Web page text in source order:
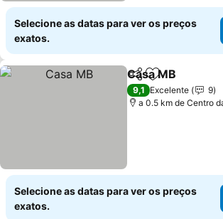
Selecione as datas para ver os preços
exatos.
PartilharAdicionar
Casa MB
9,1 Excelente
9
a 0.5 km de Centro
Selecione as datas para ver os preços
exatos.